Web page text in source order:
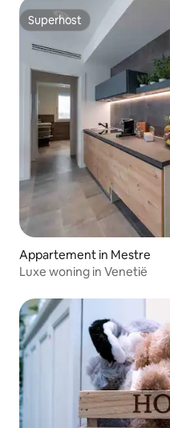
Superhost
Superhost
Appartement in Mestre
Luxe woning in Venetië